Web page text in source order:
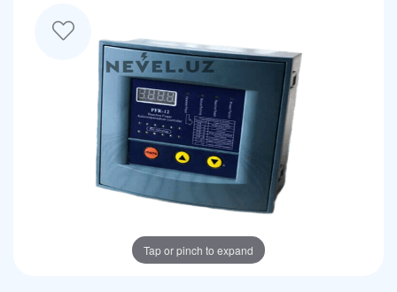
Tap or pinch to expand